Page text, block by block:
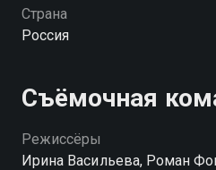
человеком Стасом, но
очень хочет иметь детей.
месяц» поговорить с женой, и
из армии возвращается
Некрасов и вносит свои
повседневную жизнь Вари
Страна
Россия
Съёмочная
Режиссёры
Ирина Васильева, Роман